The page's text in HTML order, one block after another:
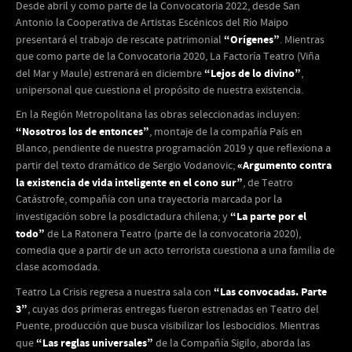
Desde abril y como parte de la Convocatoria 2022, desde San
Antonio la Cooperativa de Artistas Escénicos del Río Maipo
presentará el trabajo de rescate patrimonial “Orígenes”. Mientras
que como parte de la Convocatoria 2020, La Factoría Teatro (Viña
del Mar y Maule) estrenará en diciembre“Lejos de lo divino”,
unipersonal que cuestiona el propósito de nuestra existencia.
En la Región Metropolitana las obras seleccionadas incluyen:
“Nosotros los de entonces”, montaje de la compañía País en
Blanco, pendiente de nuestra programación 2019 y que reflexiona a
partir del texto dramático de Sergio Vodanovic;«Argumento contra
la existencia de vida inteligente en el cono sur”, de Teatro
Catástrofe, compañía con una trayectoria marcada por la
investigación sobre la posdictadura chilena; y“La parte por el
todo” de La Ratonera Teatro (parte de la convocatoria 2020),
comedia que a partir de un acto terrorista cuestiona a una familia de
clase acomodada.
Teatro La Crisis regresa a nuestra sala con “Las convocadas. Parte
3”, cuyas dos primeras entregas fueron estrenadas en Teatro del
Puente, producción que busca visibilizar los lesbocidios. Mientras
que“Las reglas universales” de la Compañía Sigilo, aborda las